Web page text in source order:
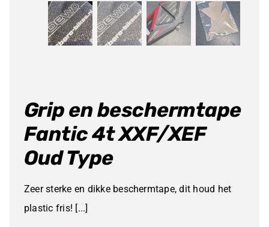
Grip en beschermtape
Fantic 4t XXF/XEF
Oud Type
Zeer sterke en dikke beschermtape, dit houd het
plastic fris! [...]